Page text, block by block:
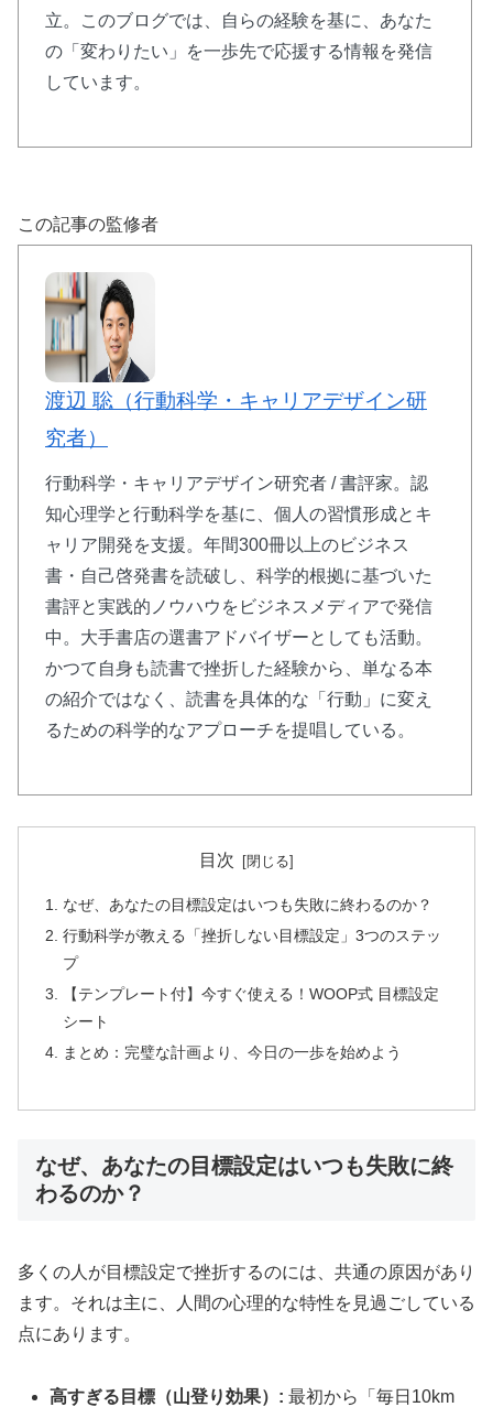
立。このブログでは、自らの経験を基に、あなた
の「変わりたい」を一歩先で応援する情報を発信
しています。
この記事の監修者
渡辺 聡（行動科学・キャリアデザイン研
究者）
行動科学・キャリアデザイン研究者 / 書評家。認
知心理学と行動科学を基に、個人の習慣形成とキ
ャリア開発を支援。年間300冊以上のビジネス
書・自己啓発書を読破し、科学的根拠に基づいた
書評と実践的ノウハウをビジネスメディアで発信
中。大手書店の選書アドバイザーとしても活動。
かつて自身も読書で挫折した経験から、単なる本
の紹介ではなく、読書を具体的な「行動」に変え
るための科学的なアプローチを提唱している。
目次
なぜ、あなたの目標設定はいつも失敗に終わるのか？
行動科学が教える「挫折しない目標設定」3つのステッ
プ
【テンプレート付】今すぐ使える！WOOP式 目標設定
シート
まとめ：完璧な計画より、今日の一歩を始めよう
なぜ、あなたの目標設定はいつも失敗に終
わるのか？
多くの人が目標設定で挫折するのには、共通の原因があり
ます。それは主に、人間の心理的な特性を見過ごしている
点にあります。
高すぎる目標（山登り効果）: 最初から「毎日10km